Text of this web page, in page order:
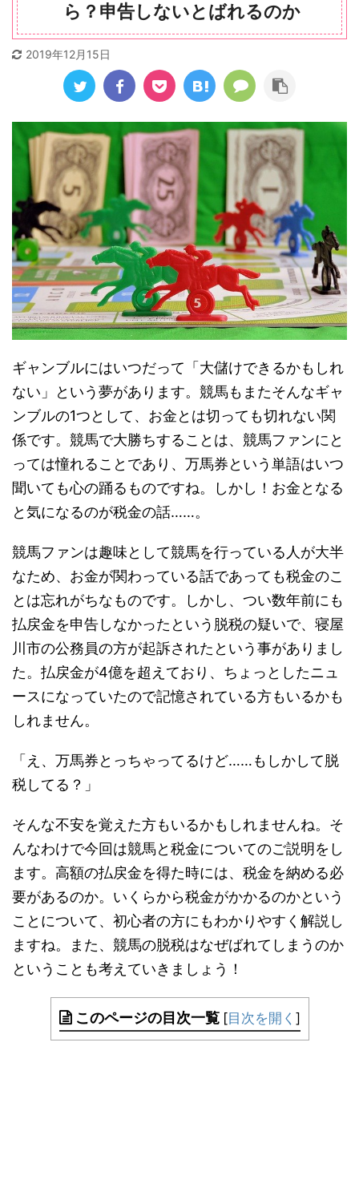
ら？申告しないとばれるのか
2019年12月15日
ギャンブルにはいつだって「大儲けできるかもしれ
ない」という夢があります。競馬もまたそんなギャ
ンブルの1つとして、お金とは切っても切れない関
係です。競馬で大勝ちすることは、競馬ファンにと
っては憧れることであり、万馬券という単語はいつ
聞いても心の踊るものですね。しかし！お金となる
と気になるのが税金の話……。
競馬ファンは趣味として競馬を行っている人が大半
なため、お金が関わっている話であっても税金のこ
とは忘れがちなものです。しかし、つい数年前にも
払戻金を申告しなかったという脱税の疑いで、寝屋
川市の公務員の方が起訴されたという事がありまし
た。払戻金が4億を超えており、ちょっとしたニュ
ースになっていたので記憶されている方もいるかも
しれません。
「え、万馬券とっちゃってるけど……もしかして脱
税してる？」
そんな不安を覚えた方もいるかもしれませんね。そ
んなわけで今回は競馬と税金についてのご説明をし
ます。高額の払戻金を得た時には、税金を納める必
要があるのか。いくらから税金がかかるのかという
ことについて、初心者の方にもわかりやすく解説し
ますね。また、競馬の脱税はなぜばれてしまうのか
ということも考えていきましょう！
このページの目次一覧 [目次を開く ]